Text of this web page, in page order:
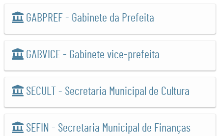
GABPREF - Gabinete da Prefeita
GABVICE - Gabinete vice-prefeita
SECULT - Secretaria Municipal de Cultura
SEFIN - Secretaria Municipal de Finanças